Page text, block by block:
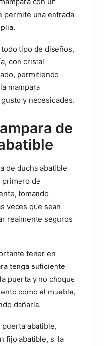
permite una entrada
tipo de diseños,
con cristal
permitiendo
mampara
y necesidades.
de
de ducha abatible
primero de
tomando
veces que sean
realmente seguros
tener en
tenga suficiente
puerta y no choque
como el mueble,
dañarla.
puerta abatible,
fijo abatible, si la